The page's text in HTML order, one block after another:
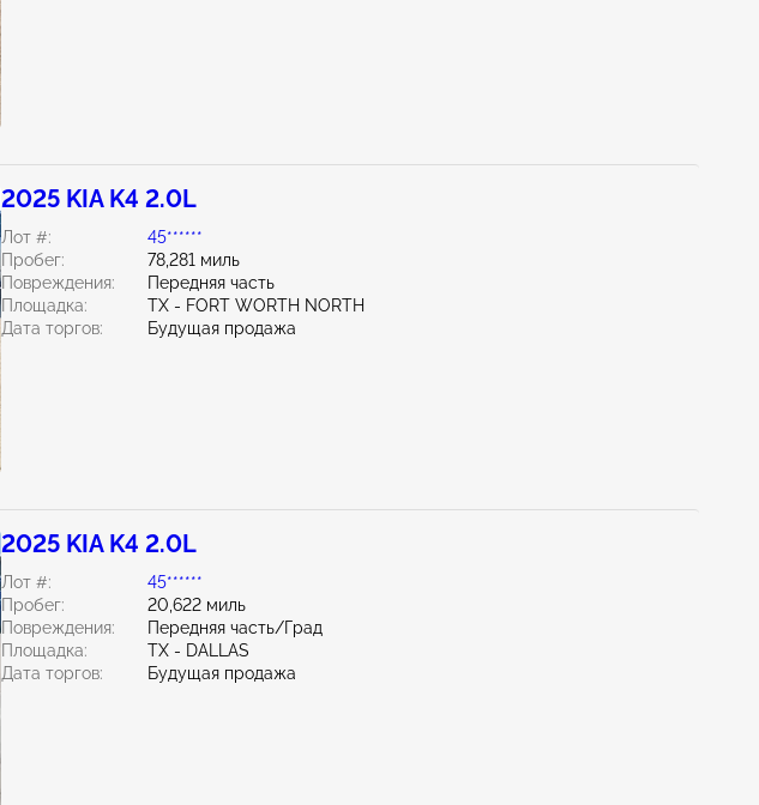
2025 KIA K4 2.0L
Лот #:
45******
Пробег:
78,281 миль
Повреждения:
Передняя часть
Площадка:
TX - FORT WORTH NORTH
Дата торгов:
Будущая продажа
2025 KIA K4 2.0L
Лот #:
45******
Пробег:
20,622 миль
Повреждения:
Передняя часть/Град
Площадка:
TX - DALLAS
Дата торгов:
Будущая продажа